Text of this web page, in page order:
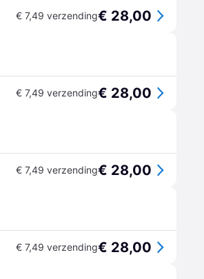
€ 7,49 verzending€ 28,00
€ 7,49 verzending€ 28,00
€ 7,49 verzending€ 28,00
€ 7,49 verzending€ 28,00